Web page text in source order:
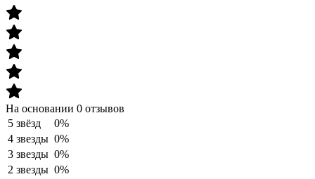
На основании 0 отзывов
5 звёзд
0%
4 звезды 0%
3 звезды 0%
2 звезды 0%